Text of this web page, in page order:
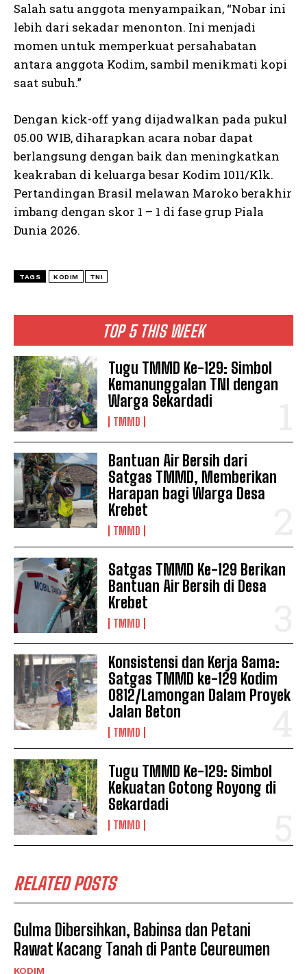
TOP 5 THIS WEEK
Tugu TMMD Ke-129: Simbol
Kemanunggalan TNI dengan
Warga Sekardadi
TMMD
Bantuan Air Bersih dari
Satgas TMMD, Memberikan
Harapan bagi Warga Desa
Krebet
TMMD
Satgas TMMD Ke-129 Berikan
Bantuan Air Bersih di Desa
Krebet
TMMD
Konsistensi dan Kerja Sama:
Satgas TMMD ke-129 Kodim
0812/Lamongan Dalam Proyek
Jalan Beton
TMMD
Tugu TMMD Ke-129: Simbol
Kekuatan Gotong Royong di
Sekardadi
TMMD
RELATED POSTS
Gulma Dibersihkan, Babinsa dan Petani
Rawat Kacang Tanah di Pante Ceureumen
KODIM
Salah satu anggota menyampaikan, “Nobar ini
lebih dari sekadar menonton. Ini menjadi
momen untuk memperkuat persahabatan
antara anggota Kodim, sambil menikmati kopi
saat subuh.”
Dengan kick-off yang dijadwalkan pada pukul
05.00 WIB, diharapkan acara nobar dapat
berlangsung dengan baik dan meningkatkan
keakraban di keluarga besar Kodim 1011/Klk.
Pertandingan Brasil melawan Maroko berakhir
imbang dengan skor 1 – 1 di fase grup Piala
Dunia 2026.
TAGS KODIM TNI